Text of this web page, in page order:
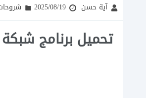
آية حسن 2025/08/19
تحميل برنامج شبكة